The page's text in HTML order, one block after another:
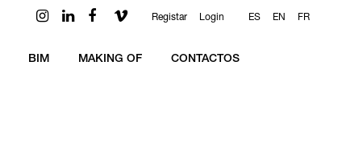
Registar Login ES EN FR
BIM MAKING OF CONTACTOS